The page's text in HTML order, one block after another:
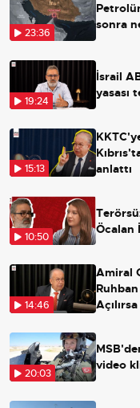
23:36
sonra
19:24
İsrail
yasası
15:13
anlattı
10:50
Öcalan
14:46
Amiral
20:03
video